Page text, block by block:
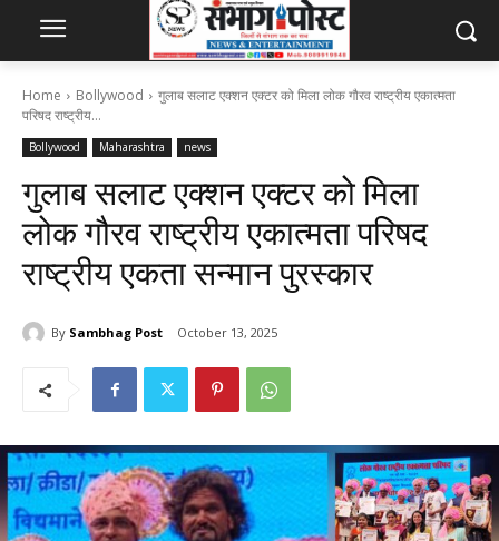
Home Bollywood
गुलाब सलाट एक्शन एक्टर को मिला लोक गौरव राष्ट्रीय एकात्मता
परिषद राष्ट्रीय...
Bollywood Maharashtra news
गुलाब सलाट एक्शन एक्टर को मिला
लोक गौरव राष्ट्रीय एकात्मता परिषद
राष्ट्रीय एकता सन्मान पुरस्कार
By Sambhag Post October 13, 2025